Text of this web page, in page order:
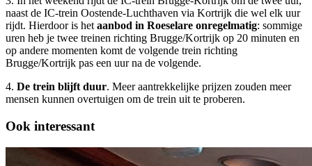
naast de IC-trein Oostende-Luchthaven via Kortrijk die wel elk uur
rijdt. Hierdoor is hetaanbod in Roeselare onregelmatig: sommige
uren heb je twee treinen richting Brugge/Kortrijk op 20 minuten en
op andere momenten komt de volgende trein richting
Brugge/Kortrijk pas een uur na de volgende.
4. De trein blijft duur. Meer aantrekkelijke prijzen zouden meer
mensen kunnen overtuigen om de trein uit te proberen.
Ook interessant